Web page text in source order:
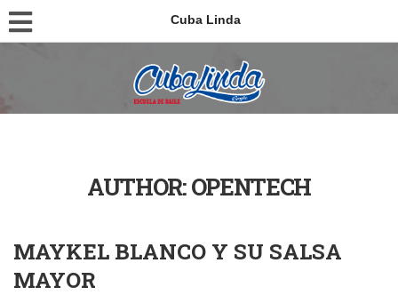
Cuba Linda
AUTHOR:OPENTECH
MAYKEL BLANCO Y SU SALSA
MAYOR